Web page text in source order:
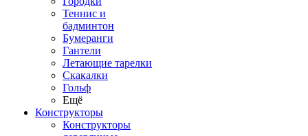
Теннис и
бадминтон
Бумеранги
Гантели
Летающие тарелки
Скакалки
Гольф
Ещё
Конструкторы
Конструкторы